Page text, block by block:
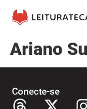
Ariano
Conecte-se